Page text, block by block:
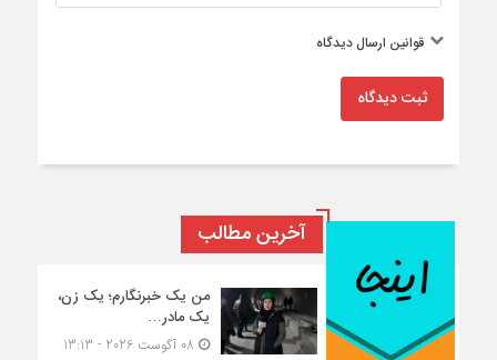
قوانین ارسال دیدگاه
ثبت دیدگاه
آخرین مطالب
من یک خبرنگارم؛ یک زن،
یک مادر…